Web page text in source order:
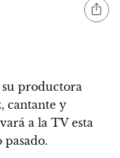
productora
cantante y
a la TV esta